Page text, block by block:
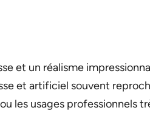
et un réalisme
et artificiel souvent
les usages professionnels